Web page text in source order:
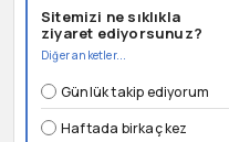
Sitemizi ne sıklıkla
ziyaret ediyorsunuz?
Diğer anketler...
Günlük takip ediyorum
Haftada birkaç kez